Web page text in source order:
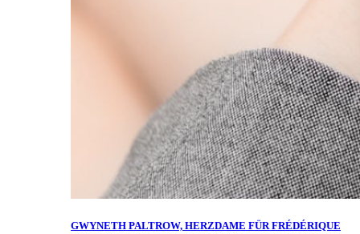
GWYNETH PALTROW, HERZDAME FÜR FRÉDÉRIQUE